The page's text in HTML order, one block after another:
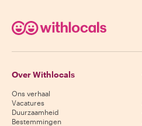
Over Withlocals
Ons verhaal
Vacatures
Duurzaamheid
Bestemmingen